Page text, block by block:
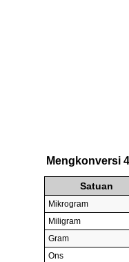
Mengkonversi
Satuan
Mikrogram
Miligram
Gram
Ons